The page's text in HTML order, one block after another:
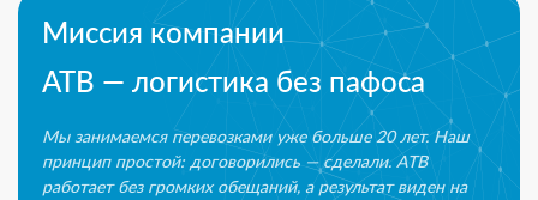
Миссия компании
ATB — логистика без пафоса
Мы занимаемся перевозками уже больше 20 лет. Наш
принцип простой: договорились — сделали. ATB
работает без громких обещаний, а результат виден на